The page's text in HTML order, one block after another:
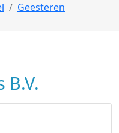
Geesteren
B.V.